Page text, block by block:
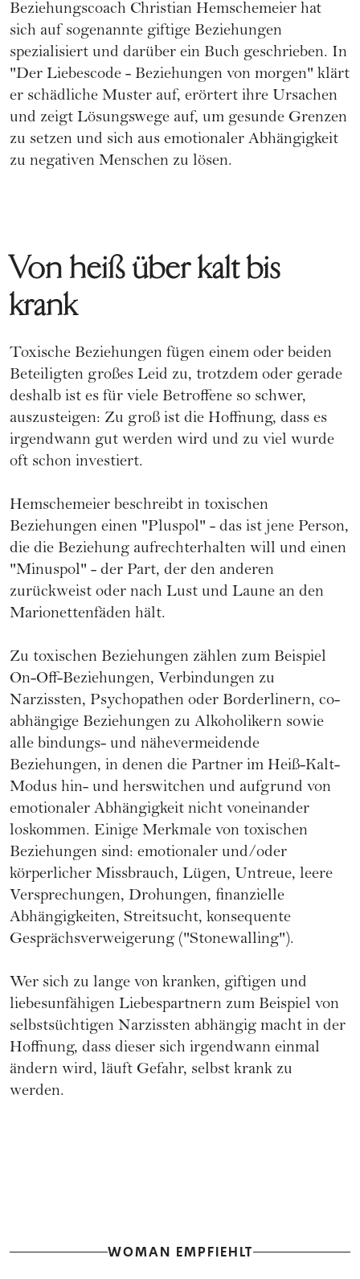
Beziehungscoach Christian Hemschemeier hat
sich auf sogenannte giftige Beziehungen
spezialisiert und darüber ein Buch geschrieben. In
"Der Liebescode - Beziehungen von morgen" klärt
er schädliche Muster auf, erörtert ihre Ursachen
und zeigt Lösungswege auf, um gesunde Grenzen
zu setzen und sich aus emotionaler Abhängigkeit
zu negativen Menschen zu lösen.
Von heiß über kalt bis
krank
Toxische Beziehungen fügen einem oder beiden
Beteiligten großes Leid zu, trotzdem oder gerade
deshalb ist es für viele Betroffene so schwer,
auszusteigen: Zu groß ist die Hoffnung, dass es
irgendwann gut werden wird und zu viel wurde
oft schon investiert.
Hemschemeier beschreibt in toxischen
Beziehungen einen "Pluspol" - das ist jene Person,
die die Beziehung aufrechterhalten will und einen
"Minuspol" - der Part, der den anderen
zurückweist oder nach Lust und Laune an den
Marionettenfäden hält.
Zu toxischen Beziehungen zählen zum Beispiel
On-Off-Beziehungen, Verbindungen zu
Narzissten, Psychopathen oder Borderlinern, co-
abhängige Beziehungen zu Alkoholikern sowie
alle bindungs- und nähevermeidende
Beziehungen, in denen die Partner im Heiß-Kalt-
Modus hin- und herswitchen und aufgrund von
emotionaler Abhängigkeit nicht voneinander
loskommen. Einige Merkmale von toxischen
Beziehungen sind: emotionaler und/oder
körperlicher Missbrauch, Lügen, Untreue, leere
Versprechungen, Drohungen, finanzielle
Abhängigkeiten, Streitsucht, konsequente
Gesprächsverweigerung ("Stonewalling").
Wer sich zu lange von kranken, giftigen und
liebesunfähigen Liebespartnern zum Beispiel von
selbstsüchtigen Narzissten abhängig macht in der
Hoffnung, dass dieser sich irgendwann einmal
ändern wird, läuft Gefahr, selbst krank zu
werden.
WOMAN EMPFIEHLT